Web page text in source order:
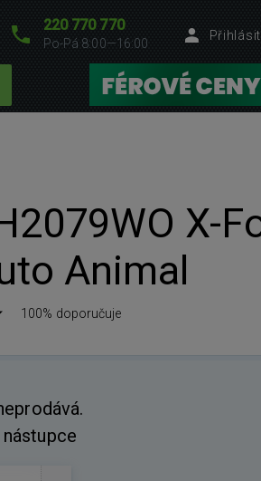
220 770 770
Po-Pá 8:00—16:00
Přihlásit
X-
Animal
100% doporučuje